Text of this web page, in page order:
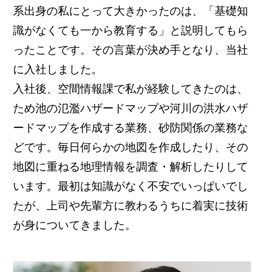
系出身の私にとって大きかったのは、「基礎知
識がなくても一から教育する」と説明してもら
ったことです。その言葉が決め手となり、当社
に入社しました。
入社後、空間情報課で私が経験してきたのは、
ため池の氾濫ハザードマップや河川の洪水ハザ
ードマップを作成する業務、砂防関係の業務な
どです。毎日何らかの地図を作成したり、その
地図に重ねる地理情報を調査・解析したりして
います。最初は知識がなく不安でいっぱいでし
たが、上司や先輩方に教わるうちに着実に技術
が身についてきました。